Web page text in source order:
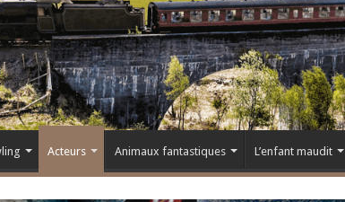
Acteurs Animaux fantastiques L’enfant maudit